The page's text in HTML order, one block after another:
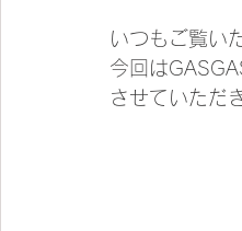
いつもご覧い
今回は
させていただ